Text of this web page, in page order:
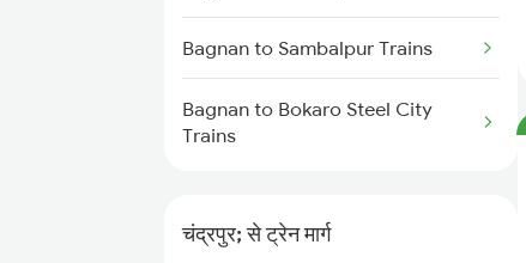
Mumbai to Goa Trains
Chennai to Coimbatore Trains
Bagnan to Sambalpur Trains
Bagnan to Bokaro Steel City
Trains
चंद्रपुर; से ट्रेन मार्ग